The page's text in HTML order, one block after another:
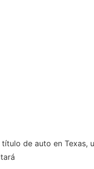
de auto en Texas,